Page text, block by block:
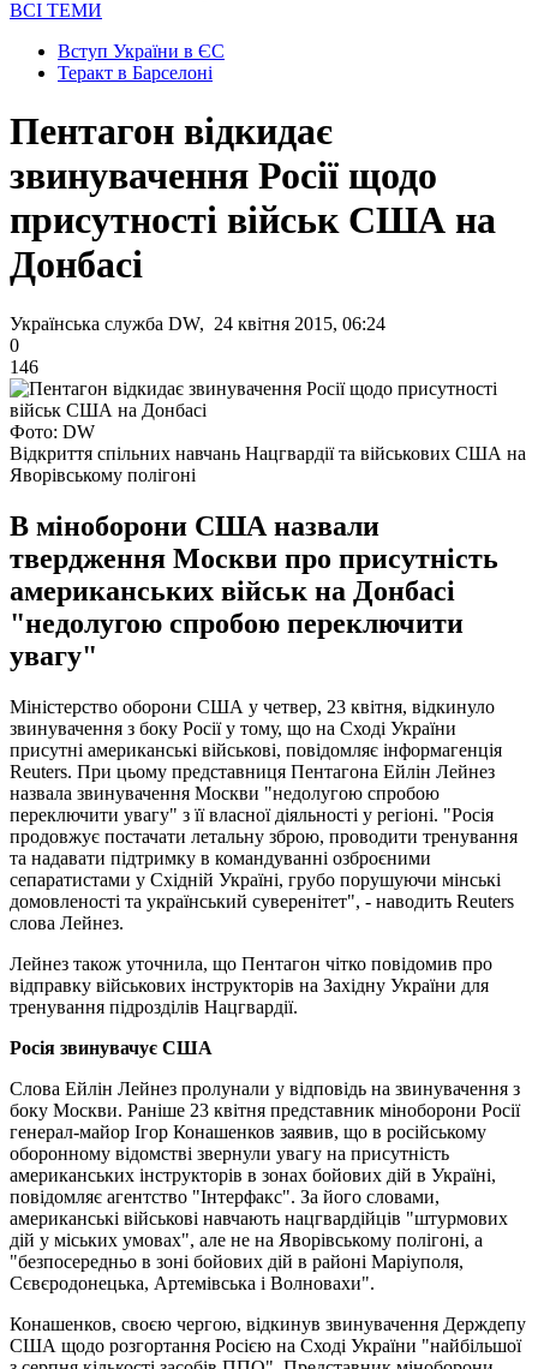
ВСІ ТЕМИ
Вступ України в ЄС
Теракт в Барселоні
Пентагон відкидає
звинувачення Росії щодо
присутності військ США на
Донбасі
Українська служба DW, 24 квітня 2015, 06:24
0
146
Фото: DW
Відкриття спільних навчань Нацгвардії та військових США на
Яворівському полігоні
В міноборони США назвали
твердження Москви про присутність
американських військ на Донбасі
"недолугою спробою переключити
увагу"
Міністерство оборони США у четвер, 23 квітня, відкинуло
звинувачення з боку Росії у тому, що на Сході України
присутні американські військові, повідомляє інформагенція
Reuters. При цьому представниця Пентагона Ейлін Лейнез
назвала звинувачення Москви "недолугою спробою
переключити увагу" з її власної діяльності у регіоні. "Росія
продовжує постачати летальну зброю, проводити тренування
та надавати підтримку в командуванні озброєними
сепаратистами у Східній Україні, грубо порушуючи мінські
домовленості та український суверенітет", - наводить Reuters
слова Лейнез.
Лейнез також уточнила, що Пентагон чітко повідомив про
відправку військових інструкторів на Західну України для
тренування підрозділів Нацгвардії.
Росія звинувачує США
Слова Ейлін Лейнез пролунали у відповідь на звинувачення з
боку Москви. Раніше 23 квітня представник міноборони Росії
генерал-майор Ігор Конашенков заявив, що в російському
оборонному відомстві звернули увагу на присутність
американських інструкторів в зонах бойових дій в Україні,
повідомляє агентство "Інтерфакс". За його словами,
американські військові навчають нацгвардійців "штурмових
дій у міських умовах", але не на Яворівському полігоні, а
"безпосередньо в зоні бойових дій в районі Маріуполя,
Сєвєродонецька, Артемівська і Волновахи".
Конашенков, своєю чергою, відкинув звинувачення Держдепу
США щодо розгортання Росією на Сході України "найбільшої